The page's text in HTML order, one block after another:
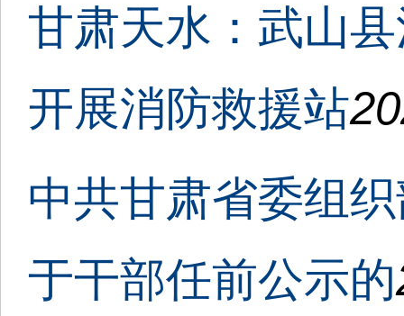
甘肃天水：武山
开展消防救援站
中共甘肃省委组
于干部任前公示的